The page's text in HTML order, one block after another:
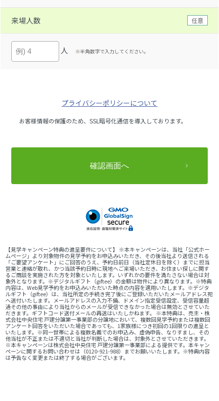
来場人数 任意
人 ※半角数字で入力してください。
プライバシーポリシーについて
お客様情報の保護のため、SSL暗号化通信を導入しております。
【見学キャンペーン特典の進呈要件について】 ※本キャンペーンは、当社「公式ホー
ムページ」より対象物件の見学予約をお申込みいただき、その後当社より送信される
「ご要望アンケート」にご回答のうえ、予約日前日（当社定休日を除く）までに担当
営業と連絡が取れ、かつ当該予約日時に現地へご来場いただき、お住まい探しに関す
るご商談を実施された方を対象といたします。いずれかの要件を満たさない場合は対
象外となります。※デジタルギフト（giftee）の金額は物件により異なります。※特典
内容は、Web見学予約をお申込みいただいた時点の内容を適用いたします。※デジタ
ルギフト（giftee）は、当社所定の手続き完了後にご登録いただいたメールアドレス宛
へ送付いたします。メールアドレスの入力不備、ドメイン指定受信設定、受信容量超
過その他の事由により当社からのメールが受信できなかった場合は無効とさせていた
だきます。ギフトコード送付メールの再送はいたしかねます。 ※本特典は、売主・株
式会社中央住宅 戸建分譲第一事業部の分譲地において、複数回見学予約または複数回
アンケート回答をいただいた場合であっても、1家族様につき初回の1回限りの進呈と
いたします。※同一世帯による複数名義でのお申込み、虚偽申告、なりすまし、その
他当社が不正または不適切と当社が判断した場合は、対象外とさせていただきます。
※本キャンペーンは株式会社中央住宅 戸建分譲第一事業部による提供です。本キャン
ペーンに関するお問い合わせは（0120-921-988）までお願いいたします。※特典内容
は予告なく変更または終了する場合がございます。